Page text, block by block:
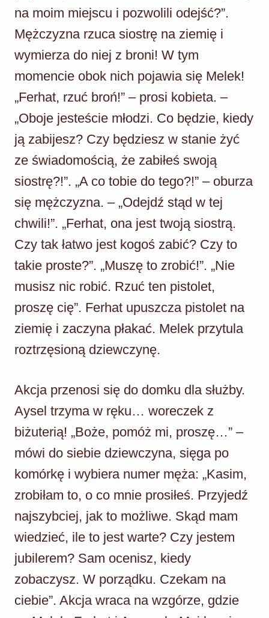
na moim miejscu i pozwolili odejść?”.
Mężczyzna rzuca siostrę na ziemię i
wymierza do niej z broni! W tym
momencie obok nich pojawia się Melek!
„Ferhat, rzuć broń!” – prosi kobieta. –
„Oboje jesteście młodzi. Co będzie, kiedy
ją zabijesz? Czy będziesz w stanie żyć
ze świadomością, że zabiłeś swoją
siostrę?!”. „A co tobie do tego?!” – oburza
się mężczyzna. – „Odejdź stąd w tej
chwili!”. „Ferhat, ona jest twoją siostrą.
Czy tak łatwo jest kogoś zabić? Czy to
takie proste?”. „Muszę to zrobić!”. „Nie
musisz nic robić. Rzuć ten pistolet,
proszę cię”. Ferhat upuszcza pistolet na
ziemię i zaczyna płakać. Melek przytula
roztrzęsioną dziewczynę.
Akcja przenosi się do domku dla służby.
Aysel trzyma w ręku… woreczek z
biżuterią! „Boże, pomóż mi, proszę…” –
mówi do siebie dziewczyna, sięga po
komórkę i wybiera numer męża: „Kasim,
zrobiłam to, o co mnie prosiłeś. Przyjedź
najszybciej, jak to możliwe. Skąd mam
wiedzieć, ile to jest warte? Czy jestem
jubilerem? Sam ocenisz, kiedy
zobaczysz. W porządku. Czekam na
ciebie”. Akcja wraca na wzgórze, gdzie